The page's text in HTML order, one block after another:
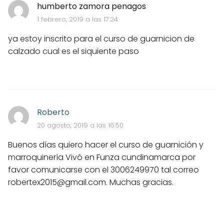
humberto zamora penagos
1 febrero, 2019 a las 17:24
ya estoy inscrito para el curso de guarnicion de
calzado cual es el siquiente paso
Roberto
20 agosto, 2019 a las 16:50
Buenos días quiero hacer el curso de guarnición y
marroquinería Vivó en Funza cundinamarca por
favor comunicarse con el 3006249970 tal correo
robertex2015@gmail.com. Muchas gracias.